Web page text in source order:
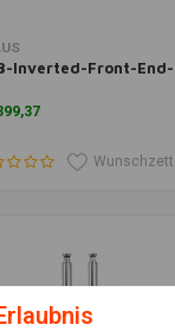
Zusatzinformation
Inverted-Front-End-